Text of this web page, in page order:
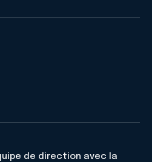
de direction avec la